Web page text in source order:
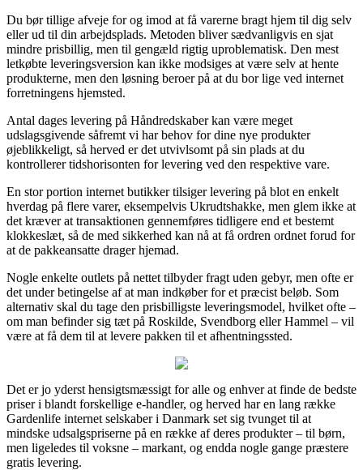
Du bør tillige afveje for og imod at få varerne bragt hjem til dig selv
eller ud til din arbejdsplads. Metoden bliver sædvanligvis en sjat
mindre prisbillig, men til gengæld rigtig uproblematisk. Den mest
letkøbte leveringsversion kan ikke modsiges at være selv at hente
produkterne, men den løsning beroer på at du bor lige ved internet
forretningens hjemsted.
Antal dages levering på Håndredskaber kan være meget
udslagsgivende såfremt vi har behov for dine nye produkter
øjeblikkeligt, så herved er det utvivlsomt på sin plads at du
kontrollerer tidshorisonten for levering ved den respektive vare.
En stor portion internet butikker tilsiger levering på blot en enkelt
hverdag på flere varer, eksempelvis Ukrudtshakke, men glem ikke at
det kræver at transaktionen gennemføres tidligere end et bestemt
klokkeslæt, så de med sikkerhed kan nå at få ordren ordnet forud for
at de pakkeansatte drager hjemad.
Nogle enkelte outlets på nettet tilbyder fragt uden gebyr, men ofte er
det under betingelse af at man indkøber for et præcist beløb. Som
alternativ skal du tage den prisbilligste leveringsmodel, hvilket ofte –
om man befinder sig tæt på Roskilde, Svendborg eller Hammel – vil
være at få dem til at levere pakken til et afhentningssted.
Det er jo yderst hensigtsmæssigt for alle og enhver at finde de bedste
priser i blandt forskellige e-handler, og herved har en lang række
Gardenlife internet selskaber i Danmark set sig tvunget til at
mindske udsalgspriserne på en række af deres produkter – til børn,
men ligeledes til voksne – markant, og endda nogle gange præstere
gratis levering.